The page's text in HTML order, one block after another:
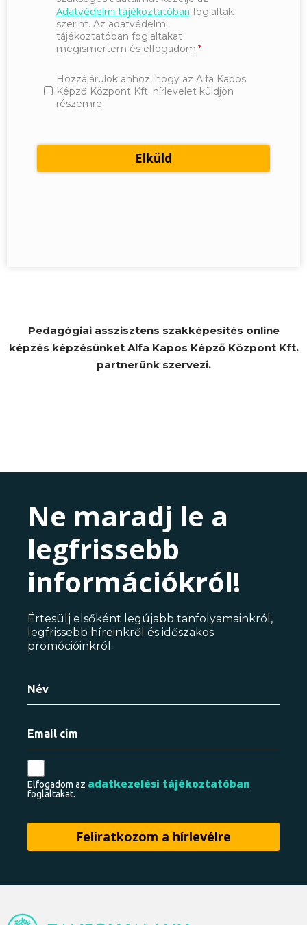
Adatvédelmi tájékoztatóban foglaltak
szerint. Az adatvédelmi
tájékoztatóban foglaltakat
megismertem és elfogadom.
Hozzájárulok ahhoz, hogy az Alfa Kapos
Képző Központ Kft. hírlevelet küldjön
részemre.
Pedagógiai asszisztens szakképesítés online
képzés képzésünket Alfa Kapos Képző Központ Kft.
partnerünk szervezi.
Ne maradj le a
legfrissebb
információkról!
Értesülj elsőként legújabb tanfolyamainkról,
legfrissebb híreinkről és időszakos
promócióinkról.
Elfogadom az adatkezelési tájékoztatóban
foglaltakat.